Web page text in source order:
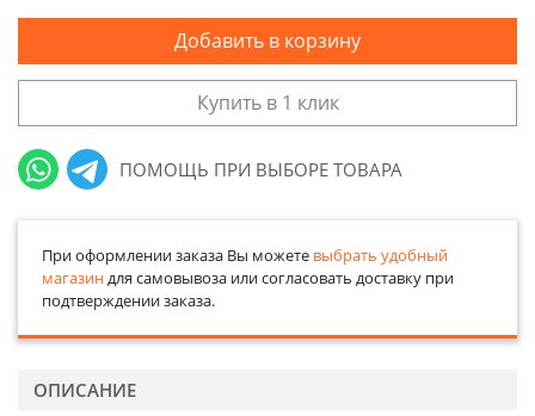
Добавить в корзину
Купить в 1 клик
ПОМОЩЬ ПРИ ВЫБОРЕ ТОВАРА
При оформлении заказа Вы можете выбрать удобный
магазиндля самовывоза или согласовать доставку при
подтверждении заказа.
ОПИСАНИЕ